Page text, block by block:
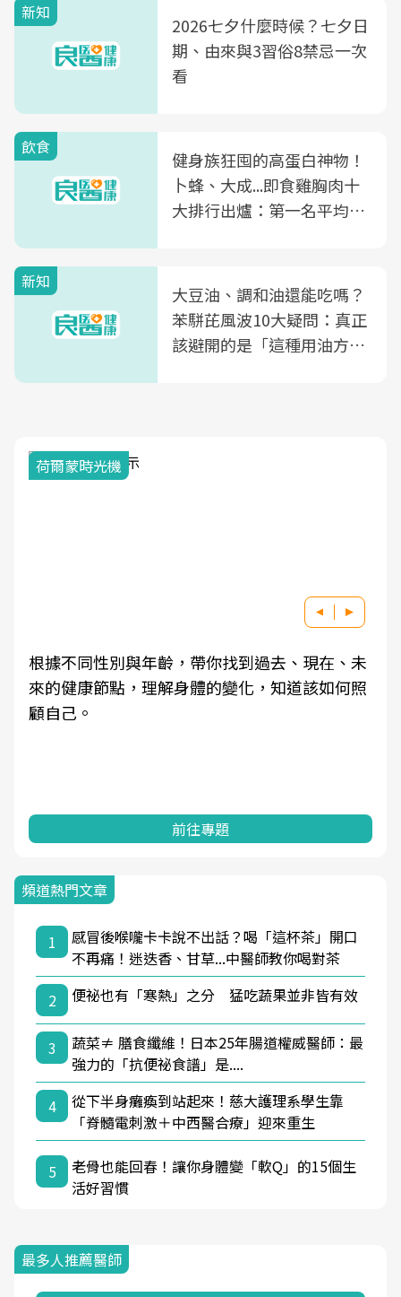
新知
2026七夕什麼時候？七夕日
期、由來與3習俗8禁忌一次
看
飲食
健身族狂囤的高蛋白神物！
卜蜂、大成...即食雞胸肉十
大排行出爐：第一名平均一
新知
大豆油、調和油還能吃嗎？
苯駢芘風波10大疑問：真正
該避開的是「這種用油方
荷爾蒙時光機
根據不同性別與年齡，帶你找到過去、現在、未
來的健康節點，理解身體的變化，知道該如何照
顧自己。
前往專題
頻道熱門文章
1
感冒後喉嚨卡卡說不出話？喝「這杯茶」開口
不再痛！迷迭香、甘草...中醫師教你喝對茶
2
便祕也有「寒熱」之分 猛吃蔬果並非皆有效
3
蔬菜≠ 膳食纖維！日本25年腸道權威醫師：最
強力的「抗便祕食譜」是....
4
從下半身癱瘓到站起來！慈大護理系學生靠
「脊髓電刺激＋中西醫合療」迎來重生
5
老骨也能回春！讓你身體變「軟Q」的15個生
活好習慣
最多人推薦醫師